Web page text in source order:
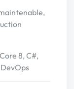
8, C#,
DevOps